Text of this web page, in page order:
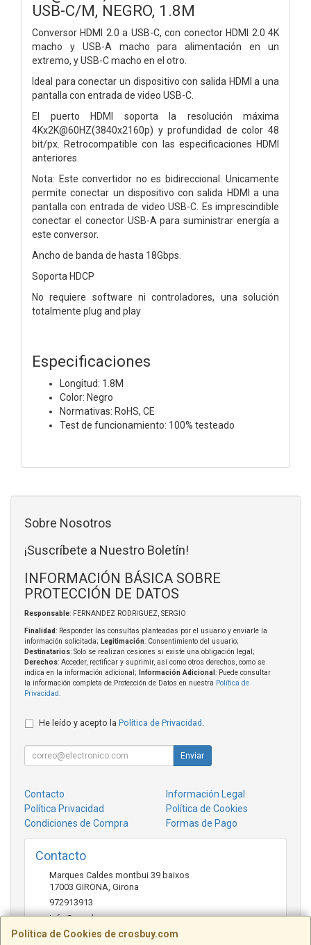
USB-C/M, NEGRO, 1.8M
Conversor HDMI 2.0 a USB-C, con conector HDMI 2.0 4K
macho y USB-A macho para alimentación en un
extremo, y USB-C macho en el otro.
Ideal para conectar un dispositivo con salida HDMI a una
pantalla con entrada de video USB-C.
El puerto HDMI soporta la resolución máxima
4Kx2K@60HZ(3840x2160p) y profundidad de color 48
bit/px. Retrocompatible con las especificaciones HDMI
anteriores.
Nota: Este convertidor no es bidireccional. Unicamente
permite conectar un dispositivo con salida HDMI a una
pantalla con entrada de video USB-C. Es imprescindible
conectar el conector USB-A para suministrar energía a
este conversor.
Ancho de banda de hasta 18Gbps.
Soporta HDCP
No requiere software ni controladores, una solución
totalmente plug and play
Especificaciones
Longitud: 1.8M
Color: Negro
Normativas: RoHS, CE
Test de funcionamiento: 100% testeado
Política de Cookies de crosbuy.com
Sobre Nosotros
¡Suscríbete a Nuestro Boletín!
INFORMACIÓN BÁSICA SOBRE
PROTECCIÓN DE DATOS
Responsable: FERNANDEZ RODRIGUEZ, SERGIO
Finalidad: Responder las consultas planteadas por el usuario y enviarle la
información solicitada; Legitimación: Consentimiento del usuario;
Destinatarios: Solo se realizan cesiones si existe una obligación legal;
Derechos: Acceder, rectificar y suprimir, así como otros derechos, como se
indica en la información adicional;
Información Adicional : Puede consultar
la información completa de Protección de Datos en nuestra Política de
Privacidad
He leído y acepto la Política de Privacidad
Enviar
Contacto
Información Legal
Política Privacidad
Política de Cookies
Condiciones de Compra
Formas de Pago
Contacto
Marques Caldes montbui 39 baixos
17003 GIRONA Girona
972913913
info@crosbuy.com